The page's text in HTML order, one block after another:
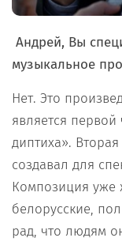
Андрей, Вы
музыкальное
Нет. Это
является первой
диптиха».
создавал для
Композиция уже
белорусские,
рад, что людям